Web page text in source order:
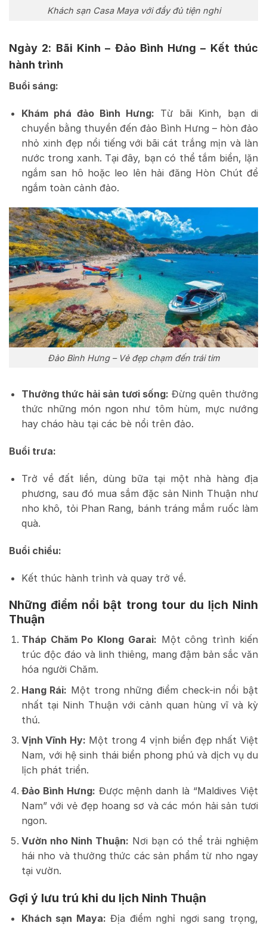
Khách sạn Casa Maya với đầy đủ tiện nghi
Ngày 2: Bãi Kinh – Đảo Bình Hưng – Kết thúc
hành trình
Buổi sáng:
Khám phá đảo Bình Hưng: Từ bãi Kinh, bạn di
chuyển bằng thuyền đến đảo Bình Hưng – hòn đảo
nhỏ xinh đẹp nổi tiếng với bãi cát trắng mịn và làn
nước trong xanh. Tại đây, bạn có thể tắm biển, lặn
ngắm san hô hoặc leo lên hải đăng Hòn Chút để
ngắm toàn cảnh đảo.
Đảo Bình Hưng – Vẻ đẹp chạm đến trái tim
Thưởng thức hải sản tươi sống: Đừng quên thưởng
thức những món ngon như tôm hùm, mực nướng
hay cháo hàu tại các bè nổi trên đảo.
Buổi trưa:
Trở về đất liền, dùng bữa tại một nhà hàng địa
phương, sau đó mua sắm đặc sản Ninh Thuận như
nho khô, tỏi Phan Rang, bánh tráng mắm ruốc làm
quà.
Buổi chiều:
Kết thúc hành trình và quay trở về.
Những điểm nổi bật trong tour du lịch Ninh
Thuận
Tháp Chăm Po Klong Garai: Một công trình kiến
trúc độc đáo và linh thiêng, mang đậm bản sắc văn
hóa người Chăm.
Hang Rái: Một trong những điểm check-in nổi bật
nhất tại Ninh Thuận với cảnh quan hùng vĩ và kỳ
thú.
Vịnh Vĩnh Hy: Một trong 4 vịnh biển đẹp nhất Việt
Nam, với hệ sinh thái biển phong phú và dịch vụ du
lịch phát triển.
Đảo Bình Hưng: Được mệnh danh là “Maldives Việt
Nam” với vẻ đẹp hoang sơ và các món hải sản tươi
ngon.
Vườn nho Ninh Thuận: Nơi bạn có thể trải nghiệm
hái nho và thưởng thức các sản phẩm từ nho ngay
tại vườn.
Gợi ý lưu trú khi du lịch Ninh Thuận
Khách sạn Maya: Địa điểm nghỉ ngơi sang trọng,